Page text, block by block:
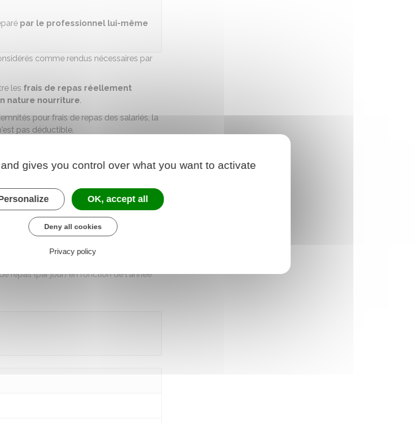
par le professionnel lui-même
comme rendus nécessaires par
les frais de repas réellement
nature nourriture.
pour frais de repas des salariés, la
pas déductible.
repas (par jour) en fonction de l'année
20,20 € 20,7 €
gives you control over what you want to activate
OK, accept all
Deny all cookies
Privacy policy